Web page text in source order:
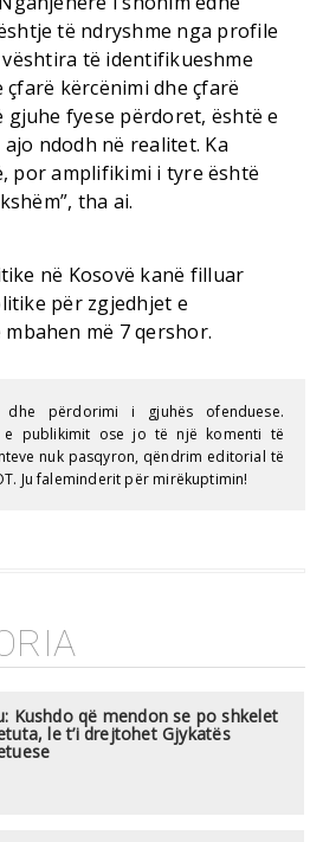
të ndryshme nga profile
të identifikueshme
çfarë kërcënimi dhe çfarë
gjuhe fyese përdoret, është e
ndodh në realitet. Ka
por amplifikimi i tyre është
tha ai.
në Kosovë kanë filluar
për zgjedhjet e
më 7 qershor.
dhe përdorimi i gjuhës ofenduese.
e publikimit ose jo të një komenti të
nuk pasqyron, qëndrim editorial të
Ju faleminderit për mirëkuptimin!
Kushdo që mendon se po shkelet
le t’i drejtohet Gjykatës